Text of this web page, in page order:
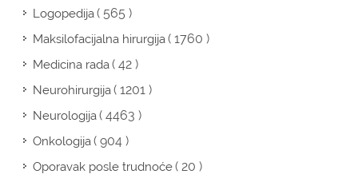
Logopedija( 565 )
Maksilofacijalna hirurgija( 1760 )
Medicina rada( 42 )
Neurohirurgija( 1201 )
Neurologija( 4463 )
Onkologija( 904 )
Oporavak posle trudnoće( 20 )